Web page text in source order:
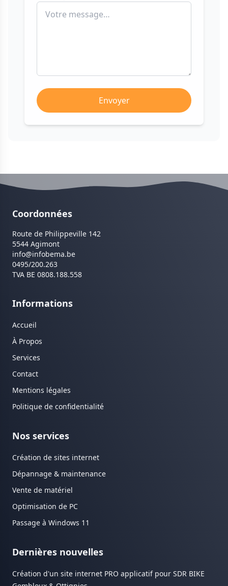
Envoyer
Coordonnées
Route de Philippeville 142
5544 Agimont
info@infobema.be
0495/200.263
TVA BE 0808.188.558
Informations
Accueil
À Propos
Services
Contact
Mentions légales
Politique de confidentialité
Nos services
Création de sites internet
Dépannage & maintenance
Vente de matériel
Optimisation de PC
Passage à Windows 11
Dernières nouvelles
Création d'un site internet PRO applicatif pour SDR BIKE